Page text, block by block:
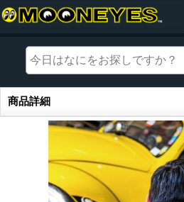
商品詳細
商品詳細